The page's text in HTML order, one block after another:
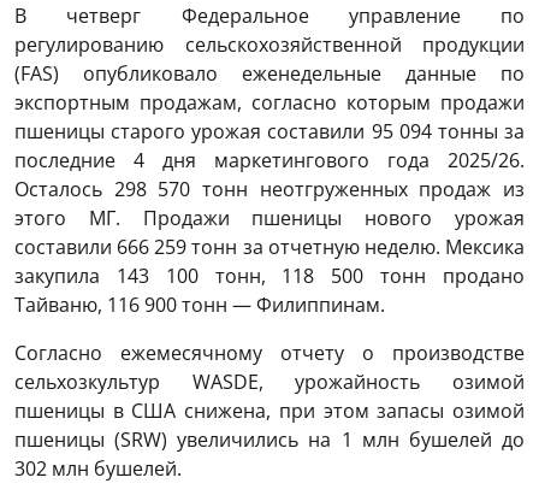
В четверг Федеральное управление по
регулированию сельскохозяйственной продукции
(FAS) опубликовало еженедельные данные по
экспортным продажам, согласно которым продажи
пшеницы старого урожая составили 95 094 тонны за
последние 4 дня маркетингового года 2025/26.
Осталось 298 570 тонн неотгруженных продаж из
этого МГ. Продажи пшеницы нового урожая
составили 666 259 тонн за отчетную неделю. Мексика
закупила 143 100 тонн, 118 500 тонн продано
Тайваню, 116 900 тонн — Филиппинам.
Согласно ежемесячному отчету о производстве
сельхозкультур WASDE, урожайность озимой
пшеницы в США снижена, при этом запасы озимой
пшеницы (SRW) увеличились на 1 млн бушелей до
302 млн бушелей.